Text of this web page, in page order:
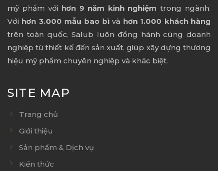
mỹ phẩm với hơn 9 năm kinh nghiệm trong ngành.
Với hơn 3.000 mẫu bao bì và hơn 1.000 khách hàng
trên toàn quốc, Salub luôn đồng hành cùng doanh
nghiệp từ thiết kế đến sản xuất, giúp xây dựng thương
hiệu mỹ phẩm chuyên nghiệp và khác biệt.
SITE MAP
Trang chủ
Giới thiệu
Sản phẩm & Dịch vụ
Kiến thức